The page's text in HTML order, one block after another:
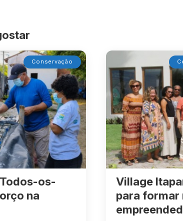
Conservação
os-
na
Village
para formar